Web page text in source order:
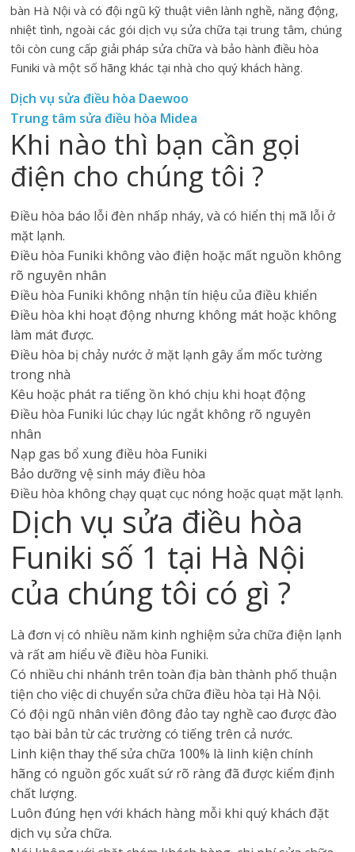
bàn Hà Nội và có đội ngũ kỹ thuật viên lành nghề, năng động,
nhiệt tình, ngoài các gói dịch vụ sửa chữa tại trung tâm, chúng
tôi còn cung cấp giải pháp sửa chữa và bảo hành điều hòa
Funiki và một số hãng khác tại nhà cho quý khách hàng.
Dịch vụ sửa điều hòa Daewoo
Trung tâm sửa điều hòa Midea
Khi nào thì bạn cần gọi
điện cho chúng tôi ?
Điều hòa báo lỗi đèn nhấp nháy, và có hiển thị mã lỗi ở
mặt lạnh.
Điều hòa Funiki không vào điện hoặc mất nguồn không
rõ nguyên nhân
Điều hòa Funiki không nhận tín hiệu của điều khiển
Điều hòa khi hoạt động nhưng không mát hoặc không
làm mát được.
Điều hòa bị chảy nước ở mặt lạnh gây ẩm mốc tường
trong nhà
Kêu hoặc phát ra tiếng ồn khó chịu khi hoạt động
Điều hòa Funiki lúc chạy lúc ngắt không rõ nguyên
nhân
Nạp gas bổ xung điều hòa Funiki
Bảo dưỡng vệ sinh máy điều hòa
Điều hòa không chạy quạt cục nóng hoặc quạt mặt lạnh.
Dịch vụ sửa điều hòa
Funiki số 1 tại Hà Nội
của chúng tôi có gì ?
Là đơn vị có nhiều năm kinh nghiệm sửa chữa điện lạnh
và rất am hiểu về điều hòa Funiki.
Có nhiều chi nhánh trên toàn địa bàn thành phố thuận
tiện cho việc di chuyển sửa chữa điều hòa tại Hà Nội.
Có đội ngũ nhân viên đông đảo tay nghề cao được đào
tạo bài bản từ các trường có tiếng trên cả nước.
Linh kiện thay thế sửa chữa 100% là linh kiện chính
hãng có nguồn gốc xuất sứ rõ ràng đã được kiểm định
chất lượng.
Luôn đúng hẹn với khách hàng mỗi khi quý khách đặt
dịch vụ sửa chữa.